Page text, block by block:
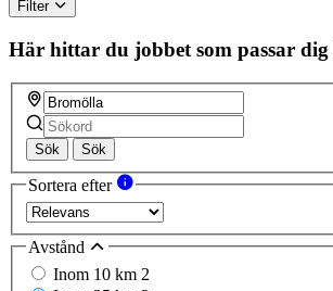
this
field
Filter
Här hittar du jobbet som passar dig
Sök Sök
Sortera efter
Avstånd
Inom 10 km 2